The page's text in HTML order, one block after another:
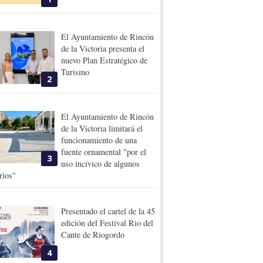
2
El Ayuntamiento de Rincón
de la Victoria presenta el
nuevo Plan Estratégico de
Turismo
3
El Ayuntamiento de Rincón
de la Victoria limitará el
funcionamiento de una
fuente ornamental "por el
uso incívico de algunos
4
Presentado el cartel de la 45
edición del Festival Rio del
Cante de Riogordo